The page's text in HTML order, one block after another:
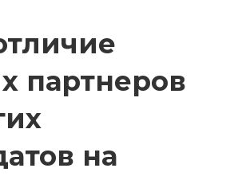
партнеров
на